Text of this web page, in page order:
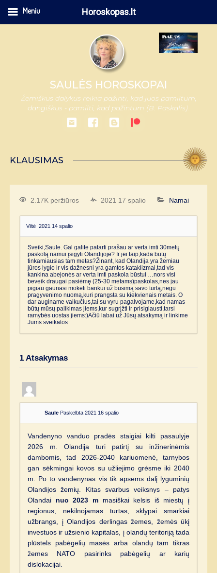
SAULĖS HOROSKOPAI
Žemiškus dalykus reikia pažinti, kad juos pamiltum,
dangiškus - pamilti, kad pažintum (B. Paskalis).
KLAUSIMAS
2.17K peržiūros 2021 17 spalio Namai
Viltė 2021 14 spalio
Sveiki,Saule. Gal galite patarti prašau ar verta imti 30metų
paskolą namui įsigyti Olandijoje? Ir jei taip,kada būtų
tinkamiausias tam metas?Žinant, kad Olandija yra žemiau
jūros lygio ir vis dažnesni yra gamtos kataklizmai,tad vis
kankina abejonės ar verta imti paskola būstui …nors visi
beveik draugai pasiėmę (25-30 metams)paskolas,nes jau
pigiau gaunasi mokėti bankui už būsimą savo turtą,negu
pragyvenimo nuomą,kuri prangsta su kiekvienais metais. O
dar auginame vaikučius,tai su vyru pagalvojame,kad namas
būtų mūsų palikimas jiems,kur sugrįžti ir prisiglausti,tarsi
ramybės uostas jiems:)Ačiū labai už Jūsų atsakymą ir linkime
Jums sveikatos
1 Atsakymas
Saule Paskelbta 2021 16 spalio
Vandenyno vanduo pradės staigiai kilti pasaulyje
2026 m. Olandija turi patirtį su inžinerinėmis
dambomis, tad 2026-2040 kariuomenė, tarnybos
gan sėkmingai kovos su užliejimo grėsme iki 2040
m. Po to vandenynas vis tik apsems dalį lyguminių
Olandijos žemių. Kitas svarbus veiksnys – patys
Olandai nuo 2023 mmasiškai kelsis iš miestų į
regionus, nekilnojamas turtas, sklypai smarkiai
užbrangs, į Olandijos derlingas žemes, žemės ūkį
investuos ir užsienio kapitalas, į olandų teritoriją tada
plūstels pabėgelių masės arba olandų tam tikras
žemes NATO pasirinks pabėgelių ar karių
dislokacijai.
Meniu Horoskopas.lt